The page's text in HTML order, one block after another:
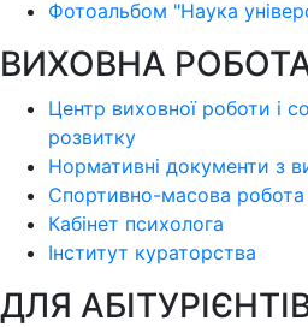
Фотоальбом "Наука
ВИХОВНА
Центр виховної роботи і
розвитку
Нормативні документи з
Спортивно-масова робота
Кабінет психолога
Інститут кураторства
ДЛЯ